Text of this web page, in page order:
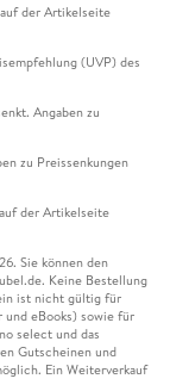
der Artikelseite
(UVP) des
Angaben zu
zu Preissenkungen
der Artikelseite
Sie können den
Keine Bestellung
ist nicht gültig für
eBooks) sowie für
select und das
Gutscheinen und
Ein Weiterverkauf